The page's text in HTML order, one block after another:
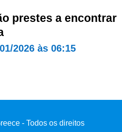
prestes a encontrar
2026 às 06:15
- Todos os direitos